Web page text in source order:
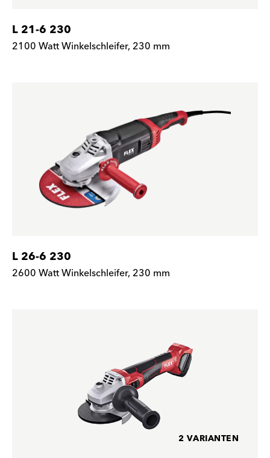
L 21-6 230
2100 Watt Winkelschleifer, 230 mm
L 26-6 230
2600 Watt Winkelschleifer, 230 mm
2 VARIANTEN